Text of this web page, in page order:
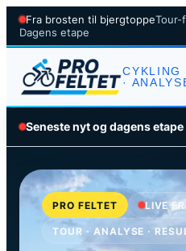
Fra brosten til bjergtoppeTour-
Dagens etape
CYKLING
·
Seneste nyt og dagens etape
PRO FELTET LIVE
TOUR · ANALYSE ·